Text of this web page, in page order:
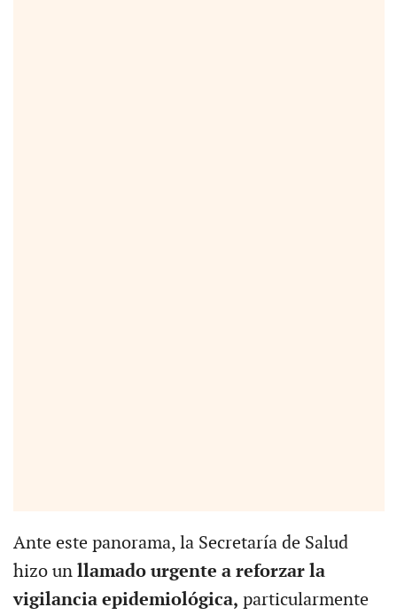
Ante este panorama, la Secretaría de Salud
hizo un llamado urgente a reforzar la
vigilancia epidemiológica, particularmente